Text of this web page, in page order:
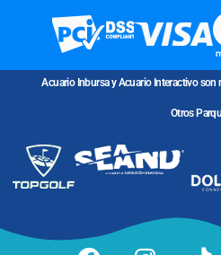
Acuario Inbursa y Acuario Interactivo son
Otros